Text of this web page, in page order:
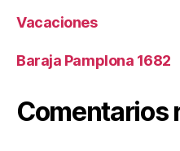
Vacaciones
Baraja Pamplona 1682
Comentarios